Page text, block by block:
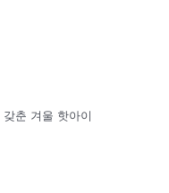
춘 겨울 핫아이